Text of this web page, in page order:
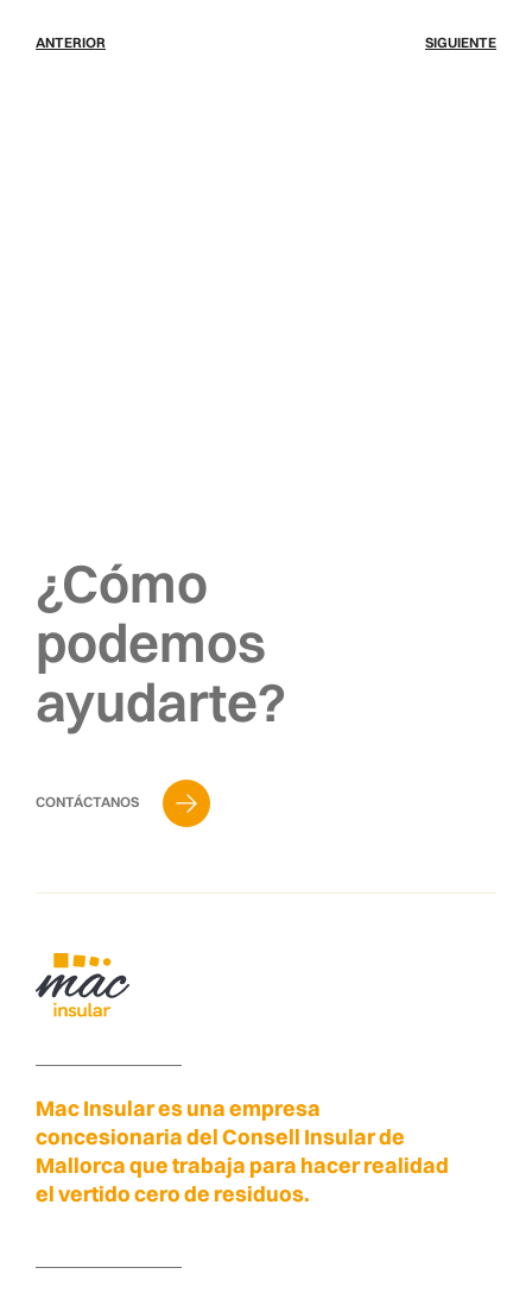
ANTERIOR SIGUIENTE
¿Cómo
podemos
ayudarte?
CONTÁCTANOS
Mac Insular es una empresa
concesionaria del Consell Insular de
Mallorca que trabaja para hacer realidad
el vertido cero de residuos.